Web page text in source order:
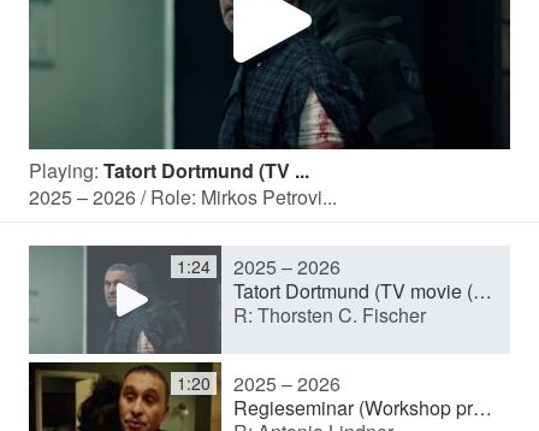
P
l
a
y
V
Playing: Tatort Dortmund (TV ...
2025 – 2026 / Role: Mirkos Petrovi...
1:24
2025 – 2026
Tatort Dortmund (TV movie (series))
R: Thorsten C. Fischer
1:20
2025 – 2026
Regieseminar (Workshop production)